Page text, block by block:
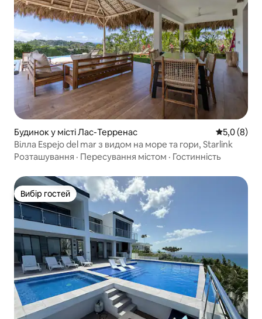
Будинок у місті Лас-Терренас Середня
5,0 (8)
Вілла Espejo del mar з видом на море та гори, Starlink
Розташування · Пересування містом · Гостинність
Вибір гостей
Вибір гостей